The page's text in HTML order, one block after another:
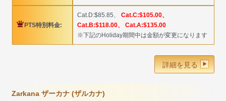
PTS特別料金:
Cat.D:$85.85、 Cat.C:$105.00、
Cat.B:$118.00、 Cat.A:$135.00
※下記のHoliday期間中は金額が変更になります
詳細を見る
Zarkana ザーカナ (ザルカナ)